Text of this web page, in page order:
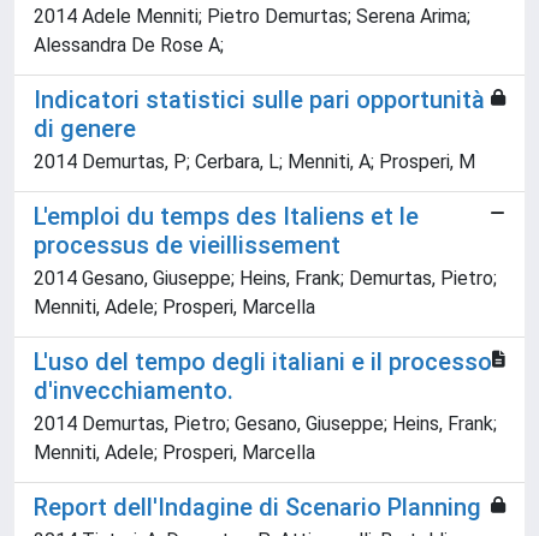
2014 Adele Menniti; Pietro Demurtas; Serena Arima;
Alessandra De Rose A;
Indicatori statistici sulle pari opportunità
di genere
2014 Demurtas, P; Cerbara, L; Menniti, A; Prosperi, M
L'emploi du temps des Italiens et le
processus de vieillissement
2014 Gesano, Giuseppe; Heins, Frank; Demurtas, Pietro;
Menniti, Adele; Prosperi, Marcella
L'uso del tempo degli italiani e il processo
d'invecchiamento.
2014 Demurtas, Pietro; Gesano, Giuseppe; Heins, Frank;
Menniti, Adele; Prosperi, Marcella
Report dell'Indagine di Scenario Planning